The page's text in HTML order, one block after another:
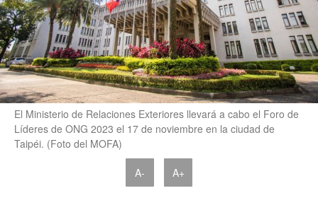
El Ministerio de Relaciones Exteriores llevará a cabo el Foro de
Líderes de ONG 2023 el 17 de noviembre en la ciudad de
Taipéi. (Foto del MOFA)
A- A+